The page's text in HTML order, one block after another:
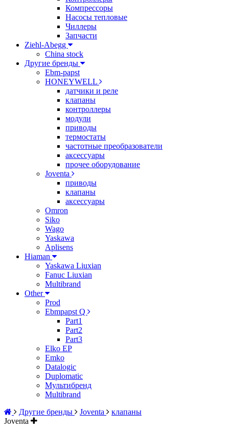
Компрессоры
Насосы тепловые
Чиллеры
Запчасти
Ziehl-Abegg
China stock
Другие бренды
Ebm-papst
HONEYWELL
датчики и реле
клапаны
контроллеры
модули
приводы
термостаты
частотные преобразователи
аксессуары
прочее оборудование
Joventa
приводы
клапаны
аксессуары
Omron
Siko
Wago
Yaskawa
Aplisens
Hiaman
Yaskawa Liuxian
Fanuc Liuxian
Multibrand
Other
Prod
Ebmpapst Q
Part1
Part2
Part3
Elko EP
Emko
Datalogic
Duplomatic
Мультибренд
Multibrand
Другие бренды
Joventa
клапаны
Joventa